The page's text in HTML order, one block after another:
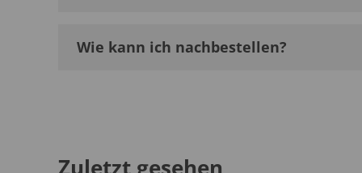
Wie kann ich nachbestellen?
Zuletzt gesehen